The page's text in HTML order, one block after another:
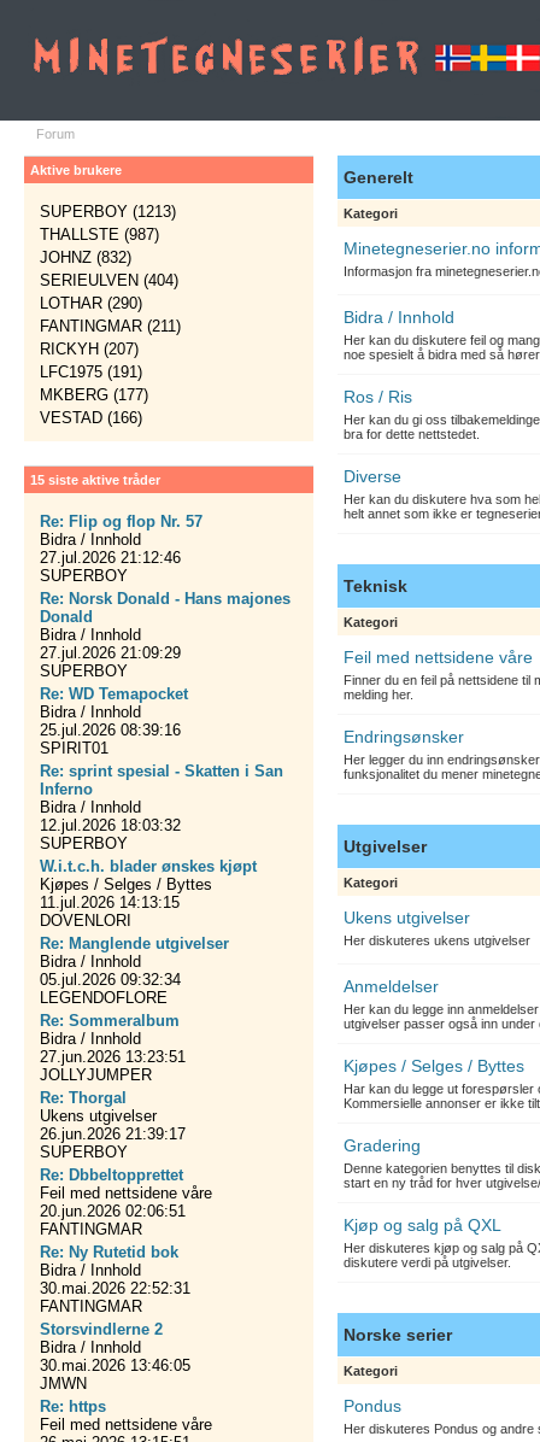
Forum
Aktive brukere
SUPERBOY (1213)
THALLSTE (987)
JOHNZ (832)
SERIEULVEN (404)
LOTHAR (290)
FANTINGMAR (211)
RICKYH (207)
LFC1975 (191)
MKBERG (177)
VESTAD (166)
15 siste aktive tråder
Re: Flip og flop Nr. 57
Bidra / Innhold
27.jul.2026 21:12:46
SUPERBOY
Re: Norsk Donald - Hans majones
Donald
Bidra / Innhold
27.jul.2026 21:09:29
SUPERBOY
Re: WD Temapocket
Bidra / Innhold
25.jul.2026 08:39:16
SPIRIT01
Re: sprint spesial - Skatten i San
Inferno
Bidra / Innhold
12.jul.2026 18:03:32
SUPERBOY
W.i.t.c.h. blader ønskes kjøpt
Kjøpes / Selges / Byttes
11.jul.2026 14:13:15
DOVENLORI
Re: Manglende utgivelser
Bidra / Innhold
05.jul.2026 09:32:34
LEGENDOFLORE
Re: Sommeralbum
Bidra / Innhold
27.jun.2026 13:23:51
JOLLYJUMPER
Re: Thorgal
Ukens utgivelser
26.jun.2026 21:39:17
SUPERBOY
Re: Dbbeltopprettet
Feil med nettsidene våre
20.jun.2026 02:06:51
FANTINGMAR
Re: Ny Rutetid bok
Bidra / Innhold
30.mai.2026 22:52:31
FANTINGMAR
Storsvindlerne 2
Bidra / Innhold
30.mai.2026 13:46:05
JMWN
Re: https
Feil med nettsidene våre
Generelt
Kategori
Minetegneserier.no
Informasjon fra
Bidra / Innhold
Her kan du diskutere feil og
noe spesielt å bidra med så
Ros / Ris
Her kan du gi oss
bra for dette nettstedet.
Diverse
Her kan du diskutere hva som
helt annet som ikke er
Teknisk
Kategori
Feil med nettsidene våre
Finner du en feil på nettsidene til
melding her.
Endringsønsker
Her legger du inn
funksjonalitet du mener
Utgivelser
Kategori
Ukens utgivelser
Her diskuteres ukens utgivelser
Anmeldelser
Her kan du legge inn
utgivelser passer også inn under
Kjøpes / Selges / Byttes
Har kan du legge ut forespørsler
Kommersielle annonser er ikke
Gradering
Denne kategorien benyttes til
start en ny tråd for hver
Kjøp og salg på QXL
Her diskuteres kjøp og salg på
diskutere verdi på utgivelser.
Norske serier
Kategori
Pondus
Her diskuteres Pondus og